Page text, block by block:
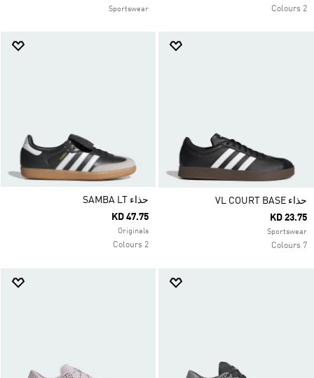
2 Colours
Sportswear
حذاء VL COURT BASE
KD 23.75
Sportswear
7 Colours
حذاء SAMBA LT
KD 47.75
Originals
2 Colours